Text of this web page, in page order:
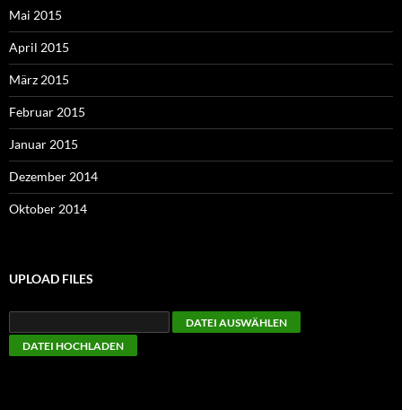
Mai 2015
April 2015
März 2015
Februar 2015
Januar 2015
Dezember 2014
Oktober 2014
UPLOAD FILES